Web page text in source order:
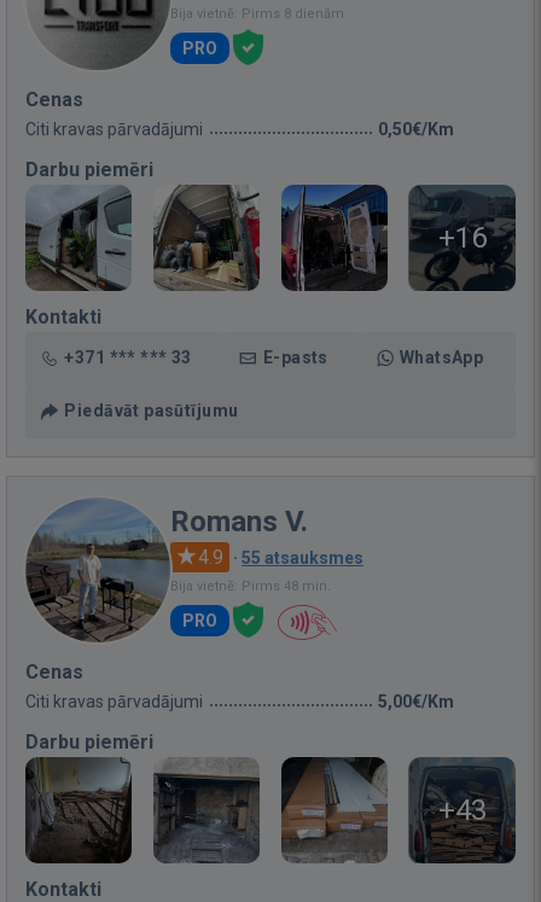
Bija vietnē: Pirms 8 dienām
PRO
Cenas
Citi kravas pārvadājumi 0,50€/Km
Darbu piemēri
+16
Kontakti
+371 *** *** 33 E-pasts WhatsApp
Piedāvāt pasūtījumu
Romans V.
4.9 · 55 atsauksmes
Bija vietnē: Pirms 48 min.
PRO
Cenas
Citi kravas pārvadājumi 5,00€/Km
Darbu piemēri
+43
Kontakti